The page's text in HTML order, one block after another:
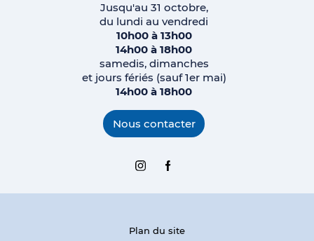
Jusqu'au 31 octobre,
du lundi au vendredi
10h00 à 13h00
14h00 à 18h00
samedis, dimanches
et jours fériés (sauf 1er mai)
14h00 à 18h00
Nous contacter
InstagramFacebook
Plan du site